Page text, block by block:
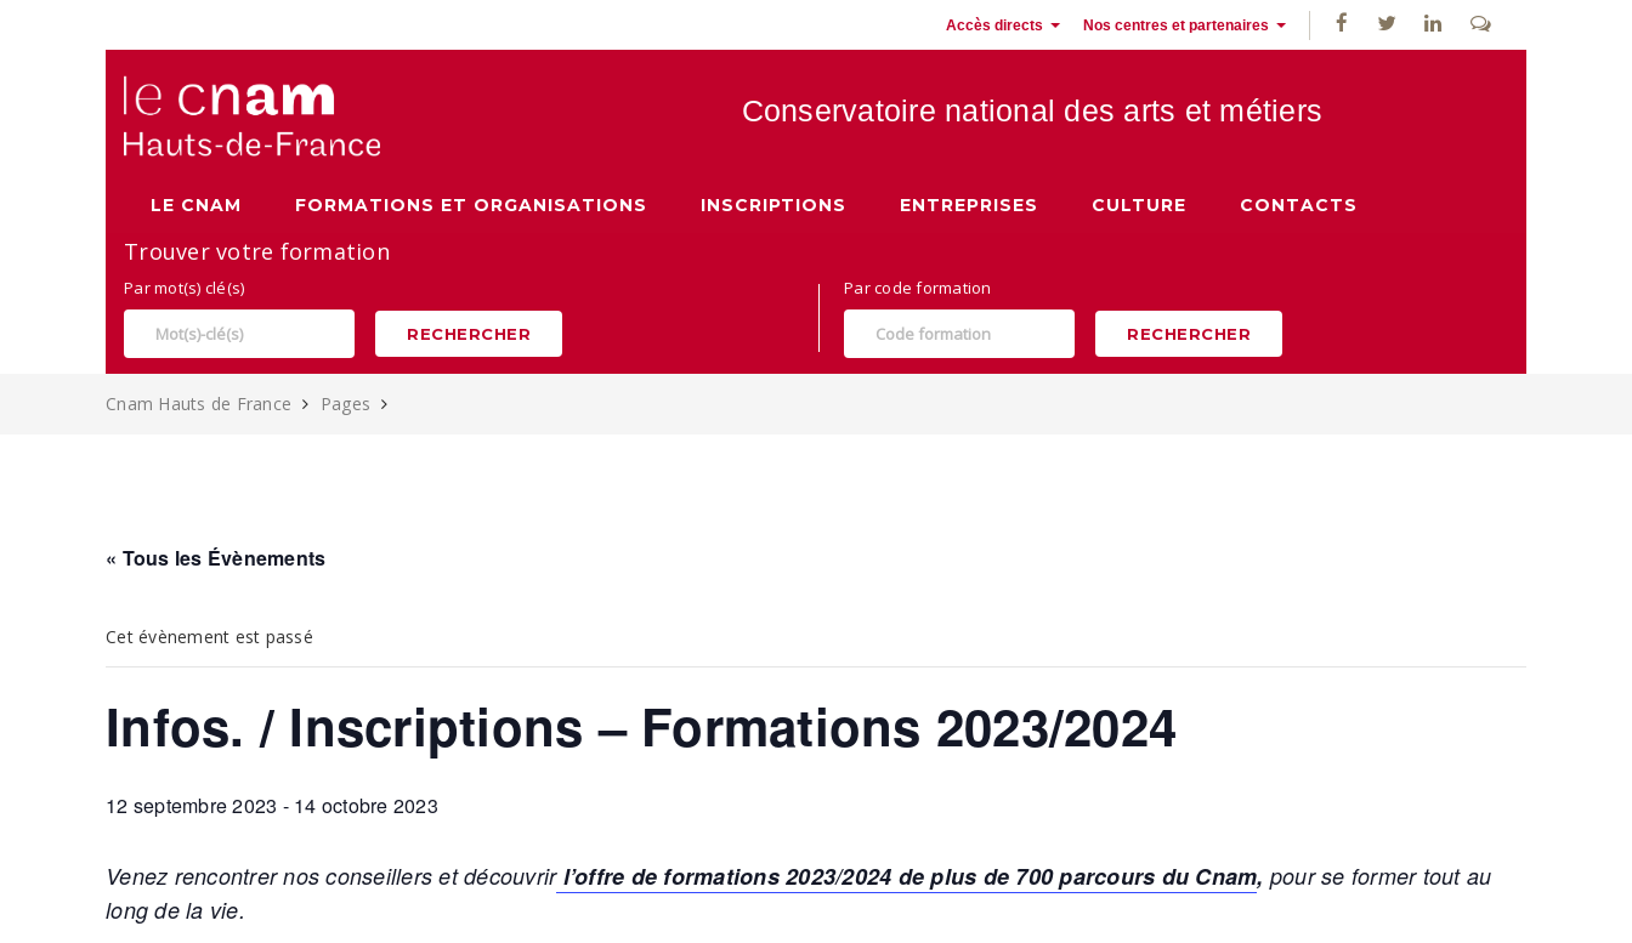
Accès directs Nos centres et partenaires
Conservatoire national des arts et métiers
LE CNAM FORMATIONS ET ORGANISATIONS INSCRIPTIONS ENTREPRISES CULTURE CONTACTS
Trouver votre formation
Par mot(s) clé(s)
RECHERCHER
Par code formation
RECHERCHER
Cnam Hauts de France Pages
« Tous les Évènements
Cet évènement est passé
Infos. / Inscriptions – Formations 2023/2024
12 septembre 2023 - 14 octobre 2023
Venez rencontrer nos conseillers et découvrirl’offre de formations 2023/2024 de plus de 700 parcours du Cnam, pour se former tout au
long de la vie.